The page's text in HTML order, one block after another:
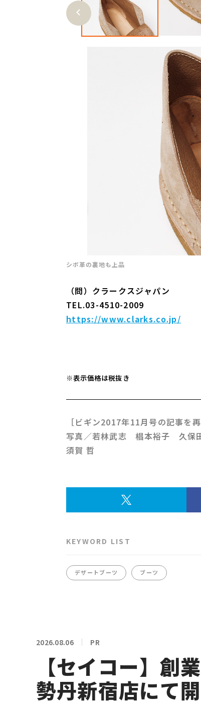
Previ
ous
シボ革の裏地も上品
（問）クラークスジャパン
TEL.03-4510-2009
https://www.clarks.co.jp/
※表示価格は税抜き
［ビギン2017年11月号の記事を再
写真／若林武志 椙本裕子 久
須賀 哲
KEYWORD LIST
デザートブーツ ブーツ
2026.08.06 PR
【セイコー】創
勢丹新宿店にて